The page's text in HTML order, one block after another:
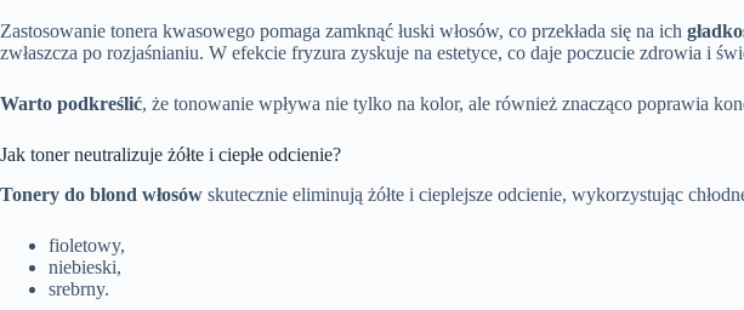
Zastosowanie tonera kwasowego pomaga zamknąć łuski włosów, co przekłada się na ich
zwłaszcza po rozjaśnianiu. W efekcie fryzura zyskuje na estetyce, co daje poczucie zdrowia i
Warto podkreślić, że tonowanie wpływa nie tylko na kolor, ale również znacząco poprawia
Jak toner neutralizuje żółte i ciepłe odcienie?
Tonery do blond włosów skutecznie eliminują żółte i cieplejsze odcienie, wykorzystując
fioletowy,
niebieski,
srebrny.